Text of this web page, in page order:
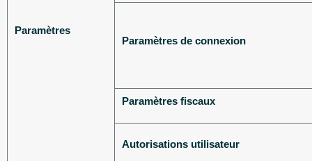
Paramètres
Paramètres de connexion
Paramètres fiscaux
Autorisations utilisateur